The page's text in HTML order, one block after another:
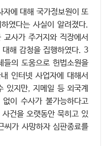
에 대해 국가정보원이 또
였다는 사실이 알려졌다.
사가 주거지와 직장에서
해 감청을 집행하였다. 3
의 도움으로 헌법소원을
인터넷 사업자에 대해서
있지만, 지메일 등 외국계
이 수사가 불가능하다고
건을 오랫동안 묵히고 있
가 사망하자 심판종료를